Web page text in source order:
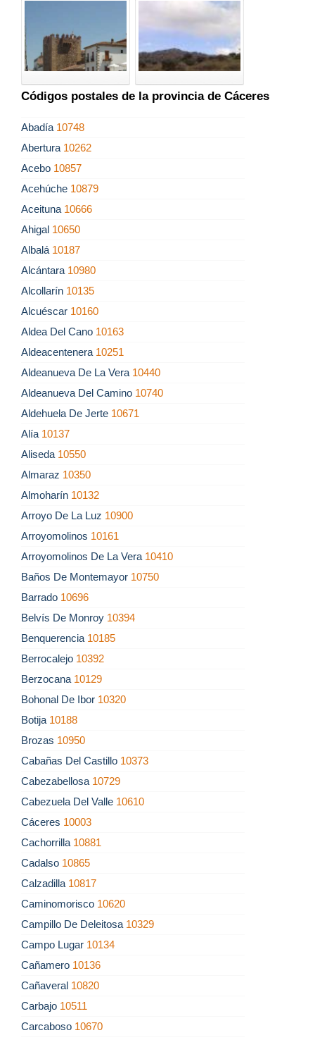
Códigos postales de la provincia de Cáceres
Abadía 10748
Abertura 10262
Acebo 10857
Acehúche 10879
Aceituna 10666
Ahigal 10650
Albalá 10187
Alcántara 10980
Alcollarín 10135
Alcuéscar 10160
Aldea Del Cano 10163
Aldeacentenera 10251
Aldeanueva De La Vera 10440
Aldeanueva Del Camino 10740
Aldehuela De Jerte 10671
Alía 10137
Aliseda 10550
Almaraz 10350
Almoharín 10132
Arroyo De La Luz 10900
Arroyomolinos 10161
Arroyomolinos De La Vera 10410
Baños De Montemayor 10750
Barrado 10696
Belvís De Monroy 10394
Benquerencia 10185
Berrocalejo 10392
Berzocana 10129
Bohonal De Ibor 10320
Botija 10188
Brozas 10950
Cabañas Del Castillo 10373
Cabezabellosa 10729
Cabezuela Del Valle 10610
Cáceres 10003
Cachorrilla 10881
Cadalso 10865
Calzadilla 10817
Caminomorisco 10620
Campillo De Deleitosa 10329
Campo Lugar 10134
Cañamero 10136
Cañaveral 10820
Carbajo 10511
Carcaboso 10670